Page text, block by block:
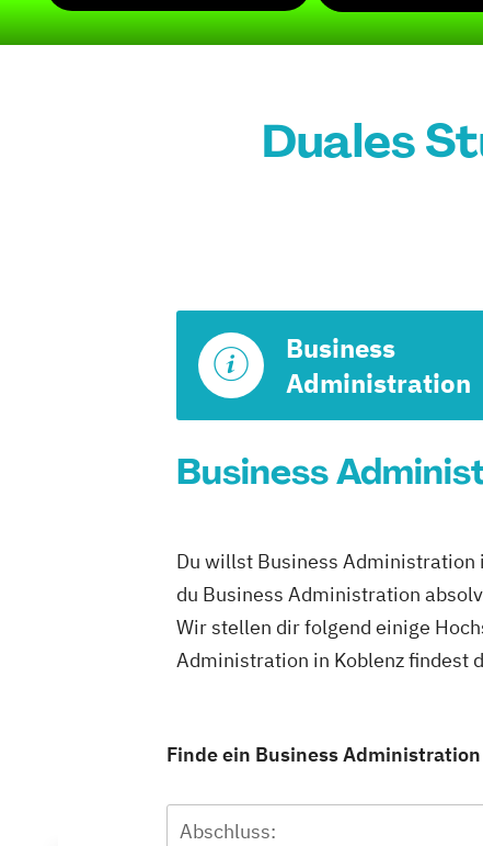
Duales
Business
Administration
Business
Du willst Business Administration
du Business Administration
Wir stellen dir folgend einige
Administration in Koblenz findest
Finde ein Business
Abschluss: